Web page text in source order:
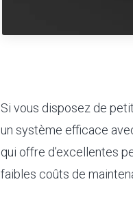
Si vous disposez de
un système efficace
qui offre d’excellentes
faibles coûts de